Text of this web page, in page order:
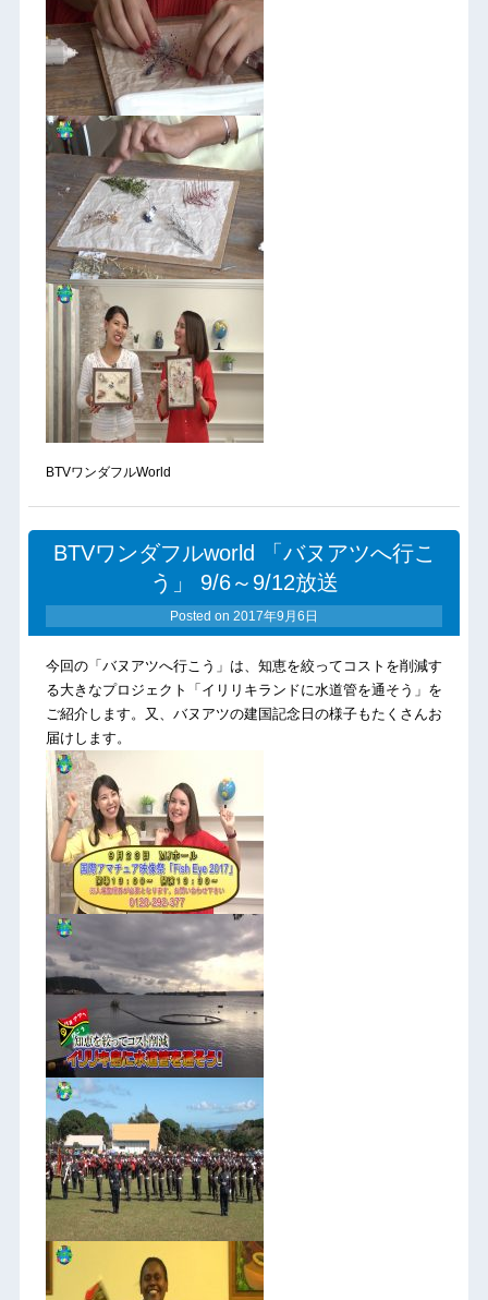
BTVワンダフルWorld
BTVワンダフルworld 「バヌアツへ行こ
う」 9/6～9/12放送
Posted on 2017年9月6日
今回の「バヌアツへ行こう」は、知恵を絞ってコストを削減す
る大きなプロジェクト「イリリキランドに水道管を通そう」を
ご紹介します。又、バヌアツの建国記念日の様子もたくさんお
届けします。